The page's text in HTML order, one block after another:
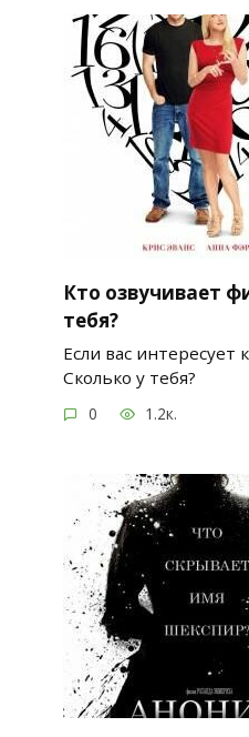
Кто озвучивает
тебя?
Если вас интересует
Сколько у тебя?
0 1.2к.